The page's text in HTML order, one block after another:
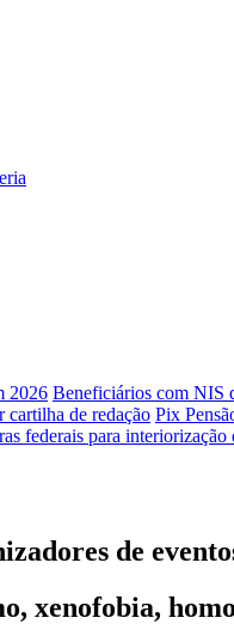
2026 Beneficiários com NIS
cartilha de redação Pix
federais para
de
xenofobia,